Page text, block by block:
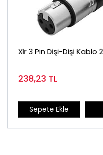
Xlr 3 Pin Dişi-Dişi Kablo
238,23 TL
Sepete Ekle